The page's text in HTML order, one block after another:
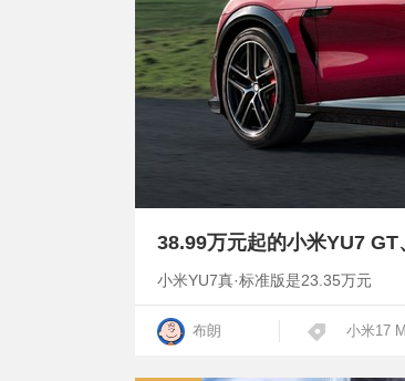
小米YU7真·标准版是23.35万元
布朗 小米17